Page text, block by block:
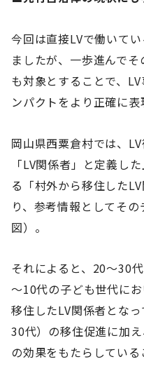
今回は直接LVで働いて
ましたが、一歩進んでそ
も対象とすることで、
ンパクトをより正確に表
岡山県西粟倉村では、
「LV関係者」と定義し
る「村外から移住した
り、参考情報としてそ
図）。
それによると、20～30
～10代の子ども世代に
移住したLV関係者とな
30代）の移住促進に加
の効果をもたらしている